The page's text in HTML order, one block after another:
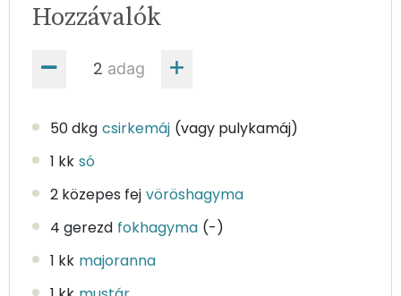
adag
Hozzávalók
50 dkg csirkemáj (vagy pulykamáj)
1 kk só
2 közepes fej vöröshagyma
4 gerezd fokhagyma (-)
1 kk majoranna